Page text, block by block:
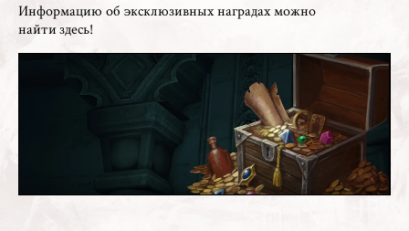
Информацию об эксклюзивных наградах можно
найтиздесь!